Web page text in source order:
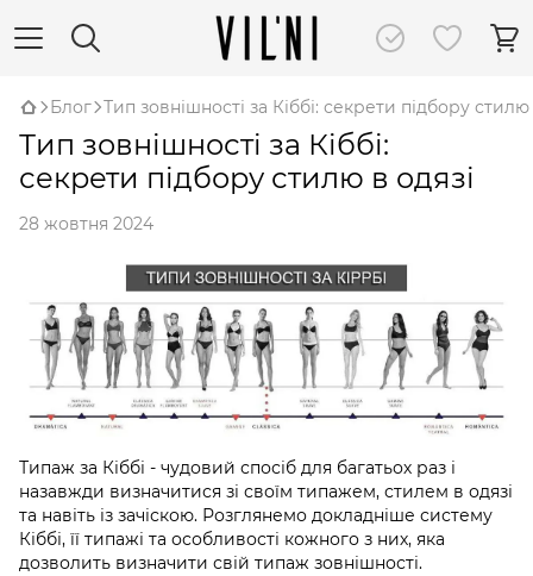
Блог Тип зовнішності за Кіббі: секрети підбору стилю
Тип зовнішності за Кіббі:
секрети підбору стилю в одязі
28 жовтня 2024
Типаж за Кіббі - чудовий спосіб для багатьох раз і
назавжди визначитися зі своїм типажем, стилем в одязі
та навіть із зачіскою. Розглянемо докладніше систему
Кіббі, її типажі та особливості кожного з них, яка
дозволить визначити свій типаж зовнішності.